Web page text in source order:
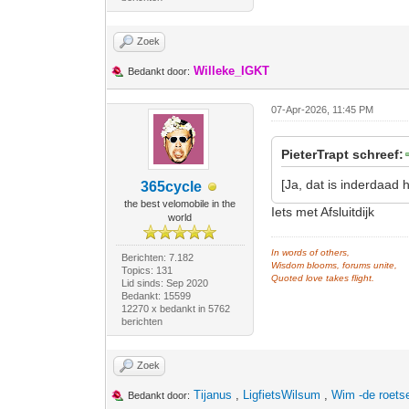
Zoek
Bedankt door: Willeke_IGKT
365cycle
the best velomobile in the
world
Berichten: 7.182
Topics: 131
Lid sinds: Sep 2020
Bedankt: 15599
12270 x bedankt in 5762
berichten
07-Apr-2026, 11:45 PM
PieterTrapt schreef:
[Ja, dat is inderdaad
Iets met Afsluitdijk
In words of others,
Wisdom blooms, forums unite,
Quoted love takes flight.
Zoek
Bedankt door: Tijanus , LigfietsWilsum ,Wim -de